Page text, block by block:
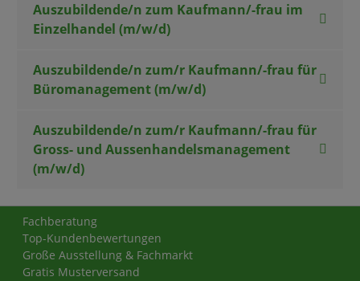
Auszubildende/n zum Kaufmann/-frau im
Einzelhandel (m/w/d)
Auszubildende/n zum/r Kaufmann/-frau für
Büromanagement (m/w/d)
Auszubildende/n zum/r Kaufmann/-frau für
Gross- und Aussenhandelsmanagement
(m/w/d)
Fachberatung
Top-Kundenbewertungen
Große Ausstellung & Fachmarkt
Gratis Musterversand